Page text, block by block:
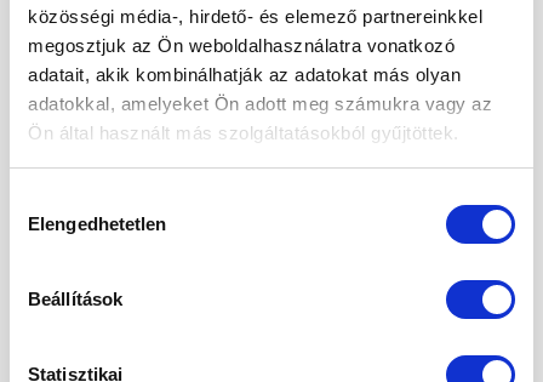
közösségi média-, hirdető- és elemező partnereinkkel
megosztjuk az Ön weboldalhasználatra vonatkozó
adatait, akik kombinálhatják az adatokat más olyan
adatokkal, amelyeket Ön adott meg számukra vagy az
Ön által használt más szolgáltatásokból gyűjtöttek.
kiválasztása
Elengedhetetlen
Beállítások
Statisztikai
2024. április
2024. március
2024. január
2023. december
2023. szeptember